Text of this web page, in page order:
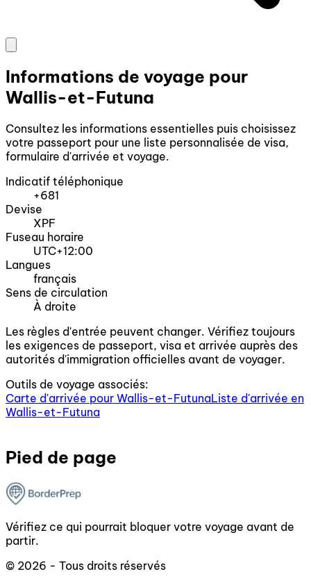
Informations de voyage pour
Wallis-et-Futuna
Consultez les informations essentielles puis choisissez
votre passeport pour une liste personnalisée de visa,
formulaire d'arrivée et voyage.
Indicatif téléphonique
+681
Devise
XPF
Fuseau horaire
UTC+12:00
Langues
français
Sens de circulation
À droite
Les règles d'entrée peuvent changer. Vérifiez toujours
les exigences de passeport, visa et arrivée auprès des
autorités d'immigration officielles avant de voyager.
Outils de voyage associés:
Carte d'arrivée pour Wallis-et-FutunaListe d'arrivée en
Wallis-et-Futuna
Pied de page
Vérifiez ce qui pourrait bloquer votre voyage avant de
partir.
© 2026 - Tous droits réservés